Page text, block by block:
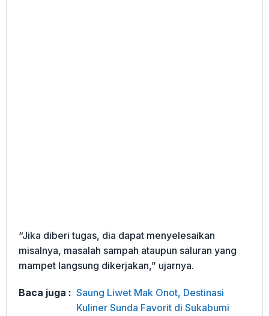
“Jika diberi tugas, dia dapat menyelesaikan
misalnya, masalah sampah ataupun saluran yang
mampet langsung dikerjakan,” ujarnya.
Baca juga : Saung Liwet Mak Onot, Destinasi
Kuliner Sunda Favorit di Sukabumi